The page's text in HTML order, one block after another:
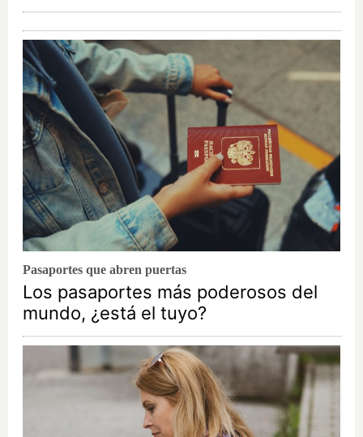
Pasaportes que abren puertas
Los pasaportes más poderosos del
mundo, ¿está el tuyo?